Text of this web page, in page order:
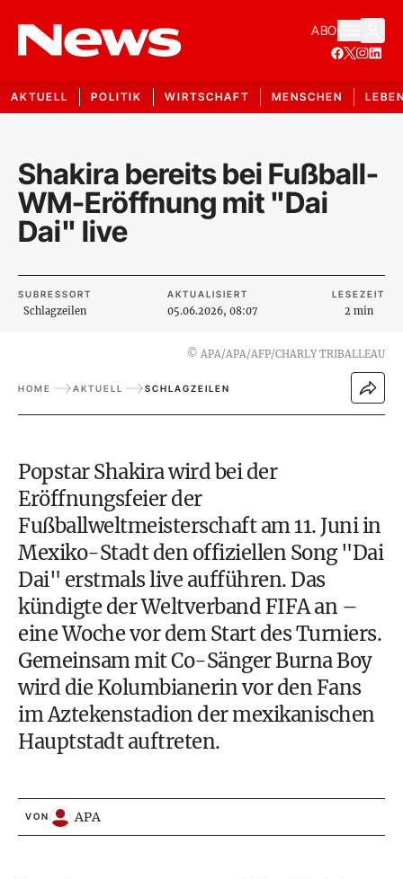
ABO
AKTUELL POLITIK WIRTSCHAFT MENSCHEN
Shakira bereits bei Fußball-
WM-Eröffnung mit "Dai
Dai" live
SUBRESSORT
Schlagzeilen
AKTUALISIERT
05.06.2026, 08:07
LESEZEIT
2 min
© APA/APA/AFP/CHARLY TRIBALLEAU
HOME AKTUELL SCHLAGZEILEN
Popstar Shakira wird bei der
Eröffnungsfeier der
Fußballweltmeisterschaft am 11. Juni in
Mexiko-Stadt den offiziellen Song "Dai
Dai" erstmals live aufführen. Das
kündigte der Weltverband FIFA an –
eine Woche vor dem Start des Turniers.
Gemeinsam mit Co-Sänger Burna Boy
wird die Kolumbianerin vor den Fans
im Aztekenstadion der mexikanischen
Hauptstadt auftreten.
VON APA